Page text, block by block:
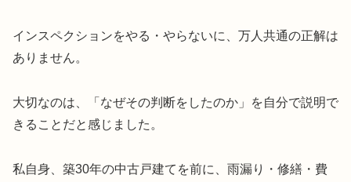
インスペクションをやる・やらないに、万人共通の正解は
ありません。
大切なのは、「なぜその判断をしたのか」を自分で説明で
きることだと感じました。
私自身、築30年の中古戸建てを前に、雨漏り・修繕・費